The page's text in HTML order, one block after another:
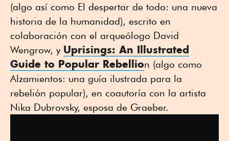
(algo así como El despertar de todo: una nueva
historia de la humanidad), escrito en
colaboración con el arqueólogo David
Wengrow, y Uprisings: An Illustrated
Guide to Popular Rebellion (algo como
Alzamientos: una guía ilustrada para la
rebelión popular), en coautoría con la artista
Nika Dubrovsky, esposa de Graeber.